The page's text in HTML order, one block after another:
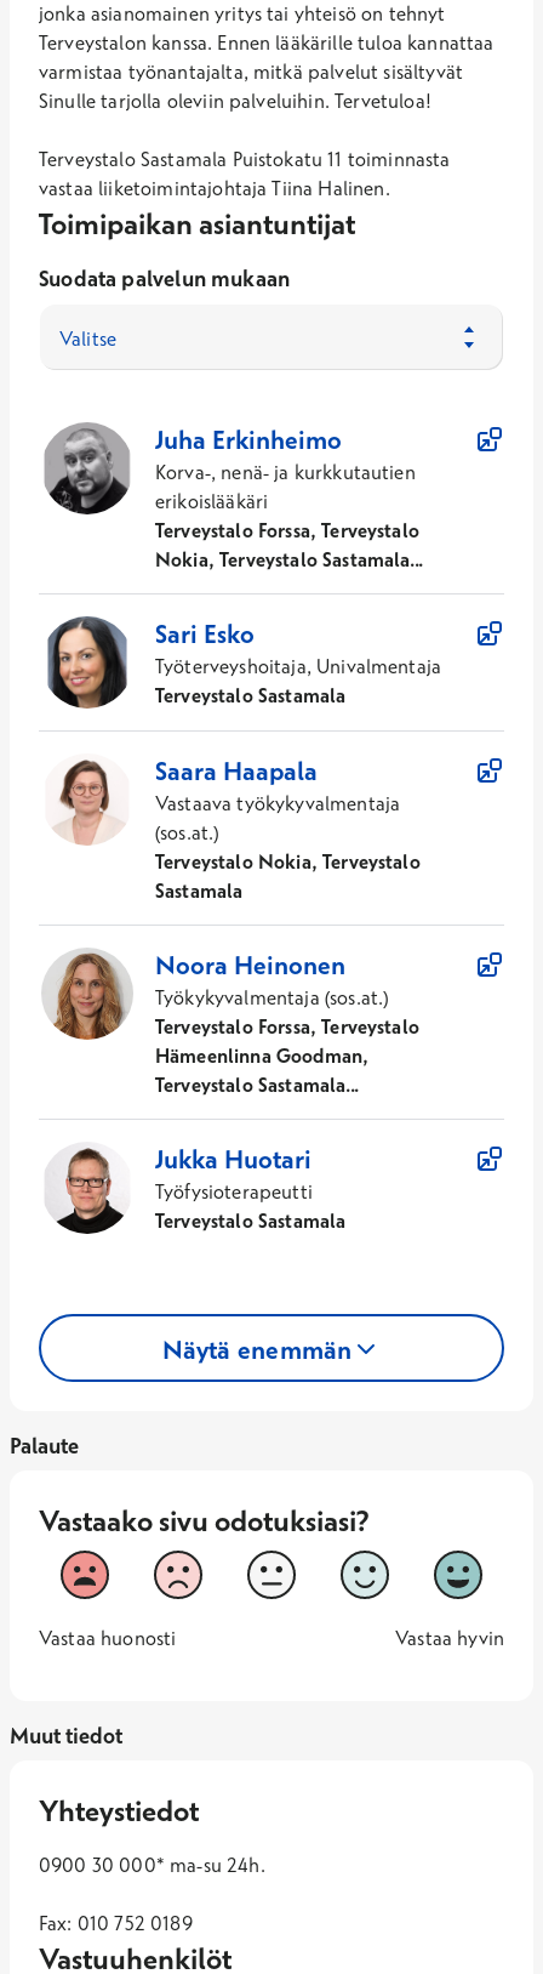
jonka asianomainen yritys tai yhteisö on tehnyt
Terveystalon kanssa. Ennen lääkärille tuloa kannattaa
varmistaa työnantajalta, mitkä palvelut sisältyvät
Sinulle tarjolla oleviin palveluihin. Tervetuloa!
Terveystalo Sastamala Puistokatu 11 toiminnasta
vastaa liiketoimintajohtaja Tiina Halinen.
Toimipaikan asiantuntijat
Suodata palvelun mukaan
Valitse
Juha Erkinheimo
Korva-, nenä- ja kurkkutautien
erikoislääkäri
Terveystalo Forssa, Terveystalo
Nokia, Terveystalo Sastamala...
Sari Esko
Työterveyshoitaja, Univalmentaja
Terveystalo Sastamala
Saara Haapala
Vastaava työkykyvalmentaja
(sos.at.)
Terveystalo Nokia, Terveystalo
Sastamala
Noora Heinonen
Työkykyvalmentaja (sos.at.)
Terveystalo Forssa, Terveystalo
Hämeenlinna Goodman,
Terveystalo Sastamala...
Jukka Huotari
Työfysioterapeutti
Terveystalo Sastamala
Näytä enemmän
Palaute
Vastaako sivu odotuksiasi?
Vastaako sivu odotuksiasi?
1
Vastaa huonosti
2 3 4
5
Vastaa
1 -
Vastaa huonosti
— 5 -
Vastaa hyvin
Muut tiedot
Yhteystiedot
0900 30 000* ma-su 24h.
Fax: 010 752 0189
Vastuuhenkilöt